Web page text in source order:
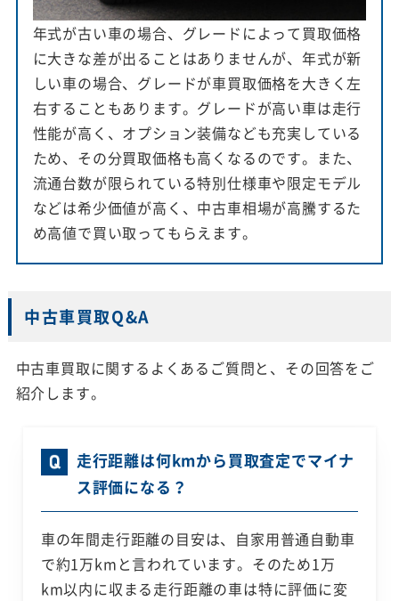
年式が古い車の場合、グレードによって買取価格
に大きな差が出ることはありませんが、年式が新
しい車の場合、グレードが車買取価格を大きく左
右することもあります。グレードが高い車は走行
性能が高く、オプション装備なども充実している
ため、その分買取価格も高くなるのです。また、
流通台数が限られている特別仕様車や限定モデル
などは希少価値が高く、中古車相場が高騰するた
め高値で買い取ってもらえます。
中古車買取Q&A
中古車買取に関するよくあるご質問と、その回答をご
紹介します。
走行距離は何kmから買取査定でマイナ
ス評価になる？
車の年間走行距離の目安は、自家用普通自動車
で約1万kmと言われています。そのため1万
km以内に収まる走行距離の車は特に評価に変